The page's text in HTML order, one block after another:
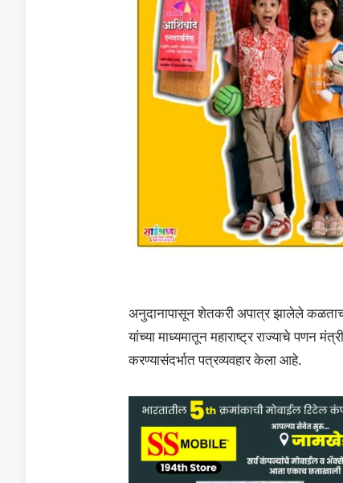
अनुदानापासून शेतकरी अपात्र झालेले कळताच
यांच्या माध्यमातून महाराष्ट्र राज्याचे पणन
करण्यासंदर्भात पत्रव्यवहार केला आहे.